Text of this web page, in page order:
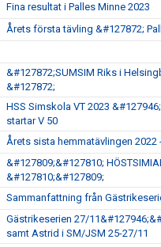
Fina resultat i Palles Minne 2023
Årets första tävling &#127872;
&#127872;SUMSIM Riks i
&#127872;
HSS Simskola VT 2023
startar V 50
Årets sista hemmatävlingen 2022
&#127809;&#127810;
&#127810;&#127809;
Sammanfattning från
Gästrikeserien 27/
samt Astrid i SM/JSM 25-27/11